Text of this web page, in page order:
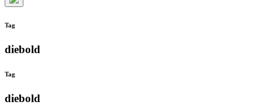
Hide
search
Tag
diebold
Tag
diebold